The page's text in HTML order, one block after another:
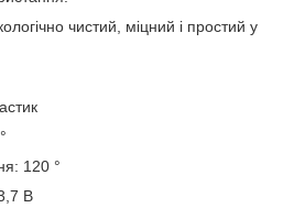
чистий, міцний і простий у
120 °
В